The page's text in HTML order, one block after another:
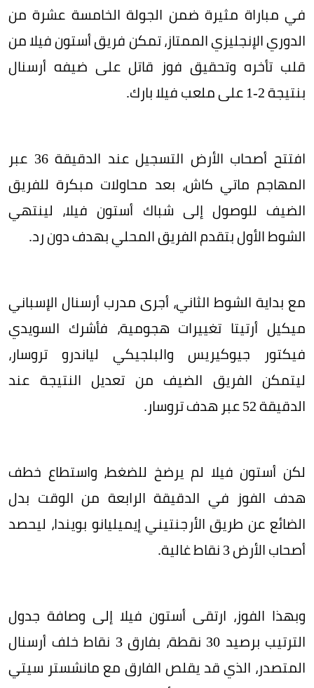
في مباراة مثيرة ضمن الجولة الخامسة عشرة من
الدوري الإنجليزي الممتاز، تمكن فريق أستون فيلا من
قلب تأخره وتحقيق فوز قاتل على ضيفه أرسنال
بنتيجة 2-1 على ملعب فيلا بارك.
افتتح أصحاب الأرض التسجيل عند الدقيقة 36 عبر
المهاجم ماتي كاش، بعد محاولات مبكرة للفريق
الضيف للوصول إلى شباك أستون فيلا، لينتهي
الشوط الأول بتقدم الفريق المحلي بهدف دون رد.
مع بداية الشوط الثاني، أجرى مدرب أرسنال الإسباني
ميكيل أرتيتا تغييرات هجومية، فأشرك السويدي
فيكتور جيوكيريس والبلجيكي لياندرو تروسار،
ليتمكن الفريق الضيف من تعديل النتيجة عند
الدقيقة 52 عبر هدف تروسار.
لكن أستون فيلا لم يرضخ للضغط، واستطاع خطف
هدف الفوز في الدقيقة الرابعة من الوقت بدل
الضائع عن طريق الأرجنتيني إيميليانو بويندا، ليحصد
أصحاب الأرض 3 نقاط غالية.
وبهذا الفوز، ارتقى أستون فيلا إلى وصافة جدول
الترتيب برصيد 30 نقطة، بفارق 3 نقاط خلف أرسنال
المتصدر، الذي قد يقلص الفارق مع مانشستر سيتي